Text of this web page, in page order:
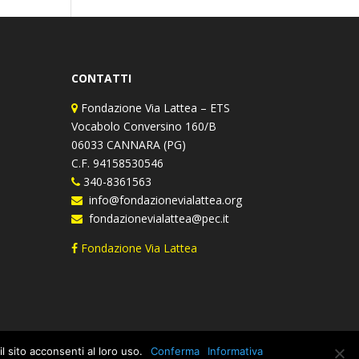
CONTATTI
Fondazione Via Lattea – ETS
Vocabolo Conversino 160/B
06033 CANNARA (PG)
C.F. 94158530546
340-8361563
info@fondazionevialattea.org
fondazionevialattea@pec.it
Fondazione Via Lattea
sito acconsenti al loro uso. Conferma Informativa